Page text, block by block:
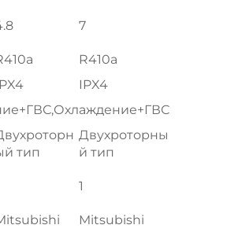
7
R410a
IPX4
тип
Двухроторны
й тип
1
Mitsubishi